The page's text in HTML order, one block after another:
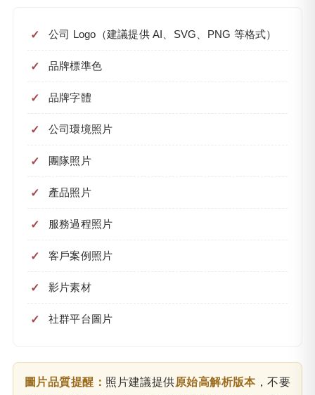
公司 Logo（建議提供 AI、SVG、PNG 等格式）
品牌標準色
品牌字體
公司環境照片
團隊照片
產品照片
服務過程照片
客戶案例照片
影片素材
社群平台圖片
圖片品質提醒： 照片建議提供原始高解析版本，不要